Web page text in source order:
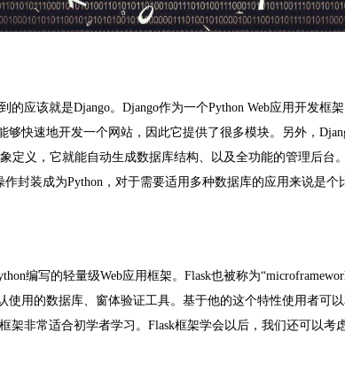
的应该就是Django。 Django作为一个Python Web应用开发框
够快速地开发一个网站，因此它提供了很多模块。另外，
象定义，它就能自动生成数据库结构、以及全功能的管理后台
作封装成为Python ，对于需要适用多种数据库的应用来说是个
编写的轻量级Web应用框架。 Flask也被称为“
使用的数据库、窗体验证工具。基于他的这个特性使用者可
框架非常适合初学者学习。 Flask框架学会以后，我们还可以考